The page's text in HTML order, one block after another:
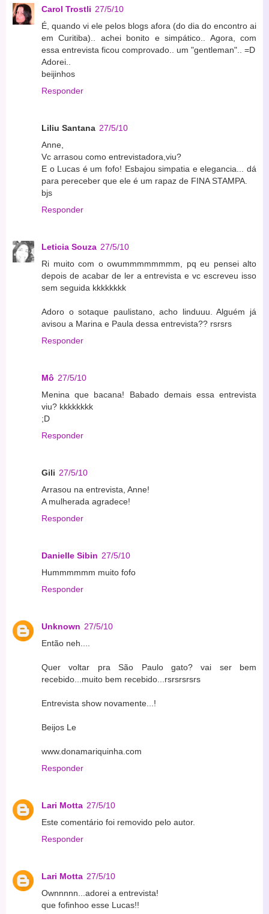
Carol Trostli 27/5/10
É, quando vi ele pelos blogs afora (do dia do encontro ai
em Curitiba).. achei bonito e simpático.. Agora, com
essa entrevista ficou comprovado.. um "gentleman".. =D
Adorei..
beijinhos
Responder
Liliu Santana 27/5/10
Anne,
Vc arrasou como entrevistadora,viu?
E o Lucas é um fofo! Esbajou simpatia e elegancia... dá
para pereceber que ele é um rapaz de FINA STAMPA.
bjs
Responder
Leticia Souza 27/5/10
Ri muito com o owummmmmmmm, pq eu pensei alto
depois de acabar de ler a entrevista e vc escreveu isso
sem seguida kkkkkkkk
Adoro o sotaque paulistano, acho linduuu. Alguém já
avisou a Marina e Paula dessa entrevista?? rsrsrs
Responder
Mô 27/5/10
Menina que bacana! Babado demais essa entrevista
viu? kkkkkkkk
;D
Responder
Gili 27/5/10
Arrasou na entrevista, Anne!
A mulherada agradece!
Responder
Danielle Sibin 27/5/10
Hummmmmm muito fofo
Responder
Unknown 27/5/10
Então neh....
Quer voltar pra São Paulo gato? vai ser bem
recebido...muito bem recebido...rsrsrsrsrs
Entrevista show novamente...!
Beijos Le
www.donamariquinha.com
Responder
Lari Motta 27/5/10
Este comentário foi removido pelo autor.
Responder
Lari Motta 27/5/10
Ownnnnn...adorei a entrevista!
que fofinhoo esse Lucas!!